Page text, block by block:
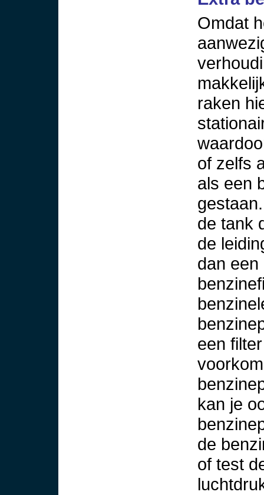
Omdat
raken
of zelfs
als een
de tank
de
dan
een
kan je
de
of test